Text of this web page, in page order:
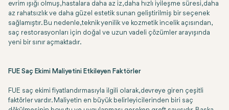
evrim ışığı olmuş, hastalara daha az iz, daha hızlı iyileşme süresi, daha
az rahatsızlık ve daha güzel estetik sunan geliştirilmiş bir seçenek
sağlamıştır. Bu nedenle, teknik yenilik ve kozmetik incelik açısından,
saç restorasyonları için doğal ve uzun vadeli çözümler arayışında
yeni bir sınır açmaktadır.
FUE Saç Ekimi Maliyetini Etkileyen Faktörler
FUE saç ekimi fiyatlandırmasıyla ilgili olarak, devreye giren çeşitli
faktörler vardır. Maliyetin en büyük belirleyicilerinden biri saç